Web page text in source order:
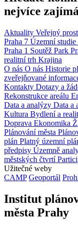
nejvíce
Aktuality Veřejný
Praha 7 Územní studie
Praha 1 Soutěž Park
realitní trh Krajina
O nás O nás Historie
zveřejňované
Kontakty Dotazy a
Rekonstrukce areálu
Data a analýzy Data a
Kultura Bydlení a
Doprava Ekonomika
Plánování města
plán Platný územní
předpisy Územně
městských čtvrtí
Užitečné weby
CAMP Geoportál
Institut
města Prahy